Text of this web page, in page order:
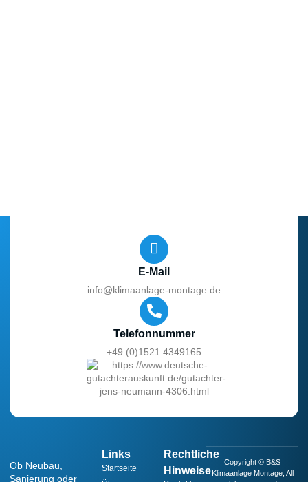
Ob Neubau,
Sanierung oder
Links
Startseite
Rechtliche
Hinweise
Copyright © B&S
Klimaanlage Montage, All
E-Mail
info@klimaanlage-montage.de
Telefonnummer
+49 (0)1521 4349165